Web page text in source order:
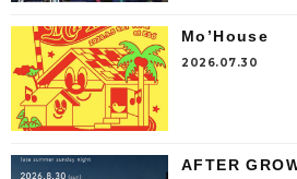
Mo’House
2026.07.30
AFTER